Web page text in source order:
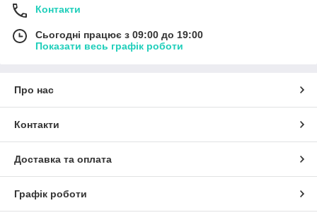
Контакти
Сьогодні працює з 09:00 до 19:00
Показати весь графік роботи
Про нас
Контакти
Доставка та оплата
Графік роботи